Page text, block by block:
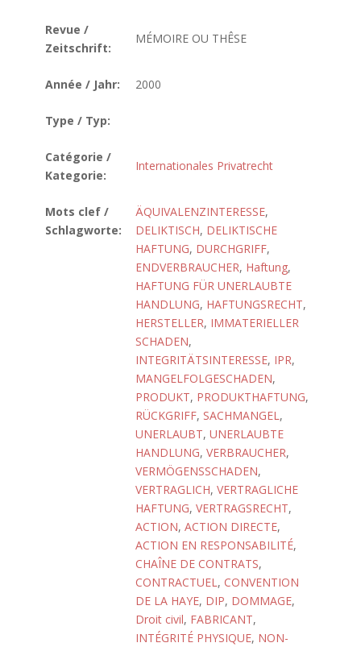
Revue /
Zeitschrift:
MÉMOIRE OU THÊSE
Année / Jahr: 2000
Type / Typ:
Catégorie /
Kategorie:
Internationales Privatrecht
Mots clef /
Schlagworte:
ÄQUIVALENZINTERESSE,
DELIKTISCH, DELIKTISCHE
HAFTUNG, DURCHGRIFF,
ENDVERBRAUCHER, Haftung,
HAFTUNG FÜR UNERLAUBTE
HANDLUNG, HAFTUNGSRECHT,
HERSTELLER, IMMATERIELLER
SCHADEN,
INTEGRITÄTSINTERESSE, IPR,
MANGELFOLGESCHADEN,
PRODUKT, PRODUKTHAFTUNG,
RÜCKGRIFF, SACHMANGEL,
UNERLAUBT, UNERLAUBTE
HANDLUNG, VERBRAUCHER,
VERMÖGENSSCHADEN,
VERTRAGLICH, VERTRAGLICHE
HAFTUNG, VERTRAGSRECHT,
ACTION, ACTION DIRECTE,
ACTION EN RESPONSABILITÉ,
CHAÎNE DE CONTRATS,
CONTRACTUEL, CONVENTION
DE LA HAYE, DIP, DOMMAGE,
Droit civil, FABRICANT,
INTÉGRITÉ PHYSIQUE, NON-